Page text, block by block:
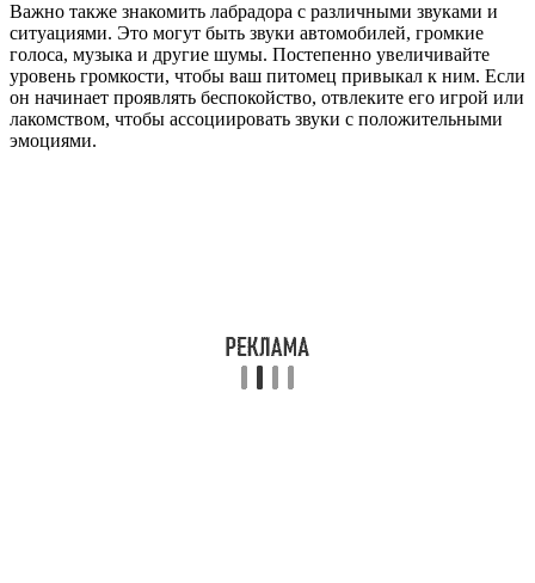
Важно также знакомить лабрадора с различными звуками и
ситуациями. Это могут быть звуки автомобилей, громкие
голоса, музыка и другие шумы. Постепенно увеличивайте
уровень громкости, чтобы ваш питомец привыкал к ним. Если
он начинает проявлять беспокойство, отвлеките его игрой или
лакомством, чтобы ассоциировать звуки с положительными
эмоциями.